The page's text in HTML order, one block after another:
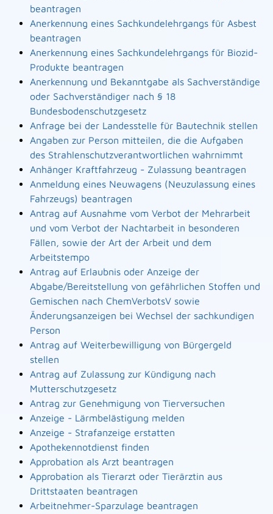
beantragen
Anerkennung eines Sachkundelehrgangs für Asbest
beantragen
Anerkennung eines Sachkundelehrgangs für Biozid-
Produkte beantragen
Anerkennung und Bekanntgabe als Sachverständige
oder Sachverständiger nach § 18
Bundesbodenschutzgesetz
Anfrage bei der Landesstelle für Bautechnik stellen
Angaben zur Person mitteilen, die die Aufgaben
des Strahlenschutzverantwortlichen wahrnimmt
Anhänger Kraftfahrzeug - Zulassung beantragen
Anmeldung eines Neuwagens (Neuzulassung eines
Fahrzeugs) beantragen
Antrag auf Ausnahme vom Verbot der Mehrarbeit
und vom Verbot der Nachtarbeit in besonderen
Fällen, sowie der Art der Arbeit und dem
Arbeitstempo
Antrag auf Erlaubnis oder Anzeige der
Abgabe/Bereitstellung von gefährlichen Stoffen und
Gemischen nach ChemVerbotsV sowie
Änderungsanzeigen bei Wechsel der sachkundigen
Person
Antrag auf Weiterbewilligung von Bürgergeld
stellen
Antrag auf Zulassung zur Kündigung nach
Mutterschutzgesetz
Antrag zur Genehmigung von Tierversuchen
Anzeige - Lärmbelästigung melden
Anzeige - Strafanzeige erstatten
Apothekennotdienst finden
Approbation als Arzt beantragen
Approbation als Tierarzt oder Tierärztin aus
Drittstaaten beantragen
Arbeitnehmer-Sparzulage beantragen